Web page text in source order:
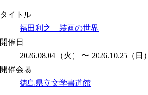
タイトル
福田利之 装画の世界
開催日
2026.08.04（火） 〜 2026.10.25（日）
開催会場
徳島県立文学書道館